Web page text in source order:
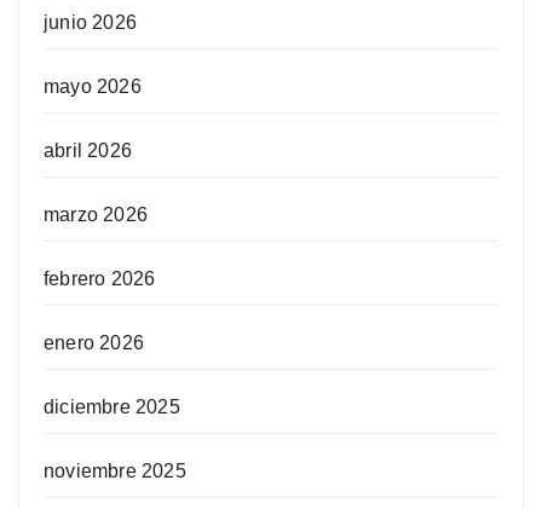
junio 2026
mayo 2026
abril 2026
marzo 2026
febrero 2026
enero 2026
diciembre 2025
noviembre 2025